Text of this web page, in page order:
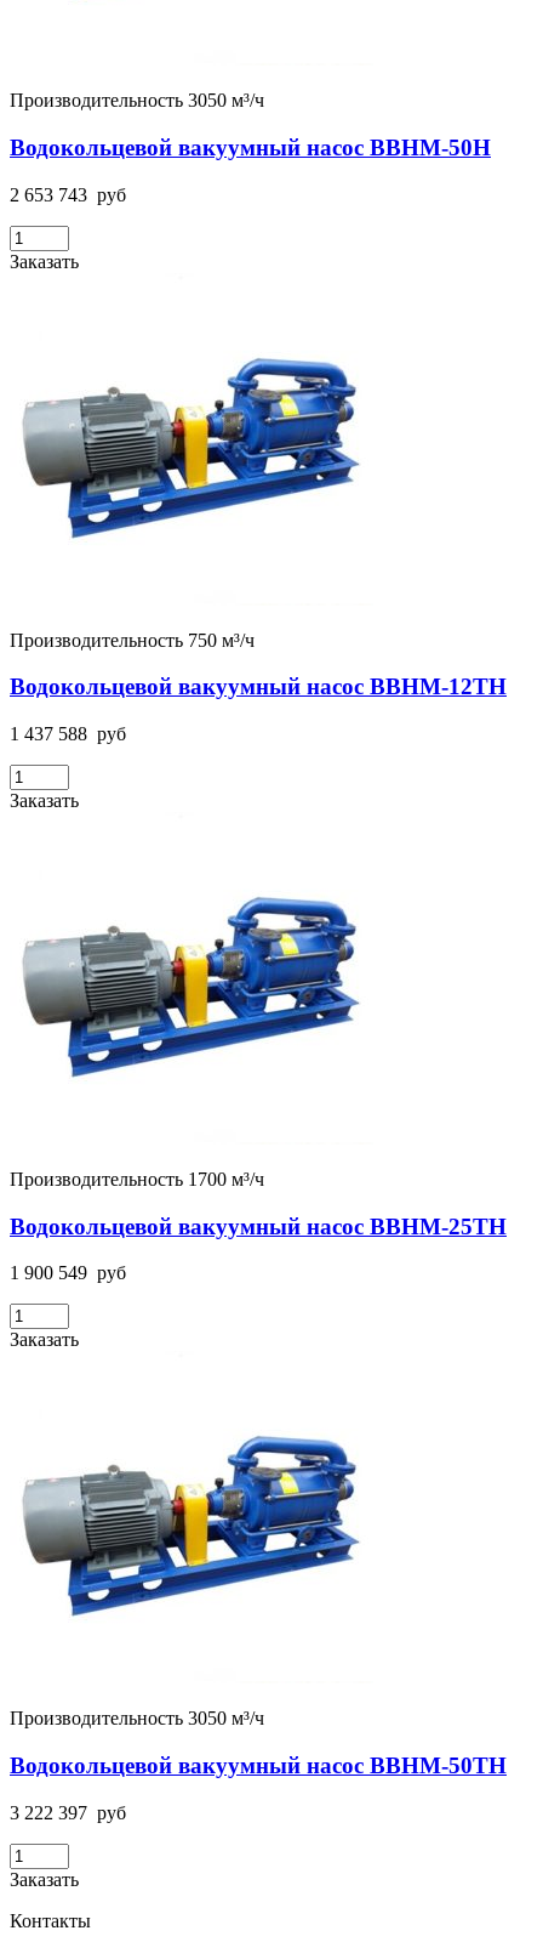
Производительность 3050 м³/ч
Водокольцевой вакуумный насос ВВНМ-50Н
2 653 743 руб
Заказать
Производительность 750 м³/ч
Водокольцевой вакуумный насос ВВНМ-12ТН
1 437 588 руб
Заказать
Производительность 1700 м³/ч
Водокольцевой вакуумный насос ВВНМ-25ТН
1 900 549 руб
Заказать
Производительность 3050 м³/ч
Водокольцевой вакуумный насос ВВНМ-50ТН
3 222 397 руб
Заказать
Контакты